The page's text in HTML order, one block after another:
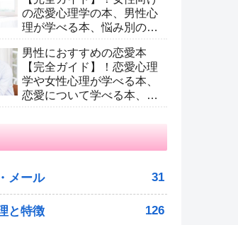
の恋愛心理学の本、男性心
理が学べる本、悩み別のお
男性におすすめの恋愛本
【完全ガイド】！恋愛心理
学や女性心理が学べる本、
恋愛について学べる本、男
メール 31
と特徴 126